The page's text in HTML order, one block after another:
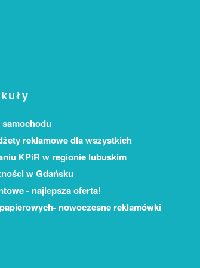
reklamowe dla wszystkich
KPiR w regionie lubuskim
w Gdańsku
- najlepsza oferta!
nowoczesne reklamówki